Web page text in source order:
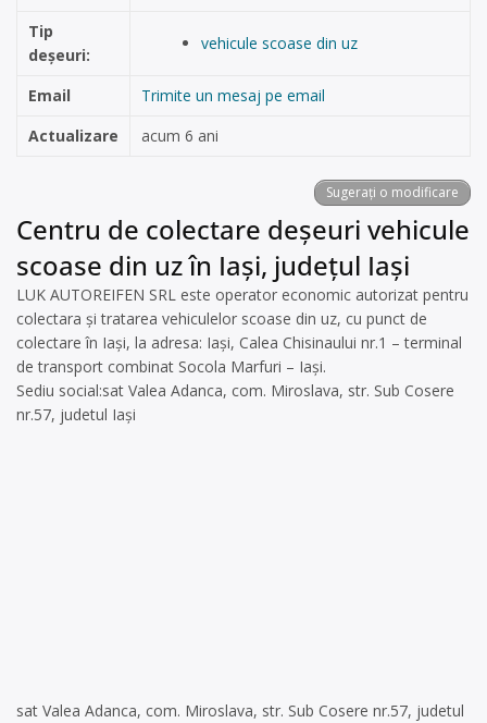
Tip
deșeuri:
vehicule scoase din uz
Email
Trimite un mesaj pe email
Actualizare
acum 6 ani
Sugerați o modificare
Centru de colectare deșeuri vehicule
scoase din uz în Iași, județul Iași
LUK AUTOREIFEN SRL este operator economic autorizat pentru
colectara și tratarea vehiculelor scoase din uz, cu punct de
colectare în Iași, la adresa: Iași, Calea Chisinaului nr.1 – terminal
de transport combinat Socola Marfuri – Iași.
Sediu social:sat Valea Adanca, com. Miroslava, str. Sub Cosere
nr.57, judetul Iași
sat Valea Adanca, com. Miroslava, str. Sub Cosere nr.57, judetul